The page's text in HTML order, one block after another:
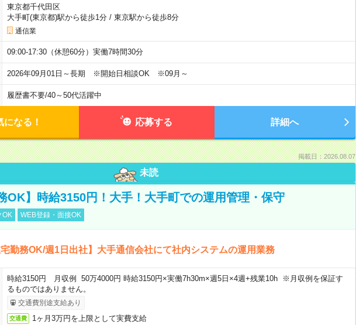
東京都千代田区
大手町(東京都)駅から徒歩1分/ 東京駅から徒歩8分
通信業
09:00-17:30（休憩60分）実働7時間30分
2026年09月01日～長期 ※開始日相談OK ※09月～
履歴書不要/40～50代活躍中
になる！ 応募する 詳細へ
掲載日：2026.08.07
未読
OK】時給3150円！大手！大手町での運用管理・保守
OK WEB登録・面接OK
宅勤務OK/週1日出社】大手通信会社にて社内システムの運用業務
時給3150円 月収例 50万4000円 時給3150円×実働7h30m×週5日×4週+残業10h ※月収例を保証す
るものではありません。
交通費別途支給あり
交通費 1ヶ月3万円を上限として実費支給